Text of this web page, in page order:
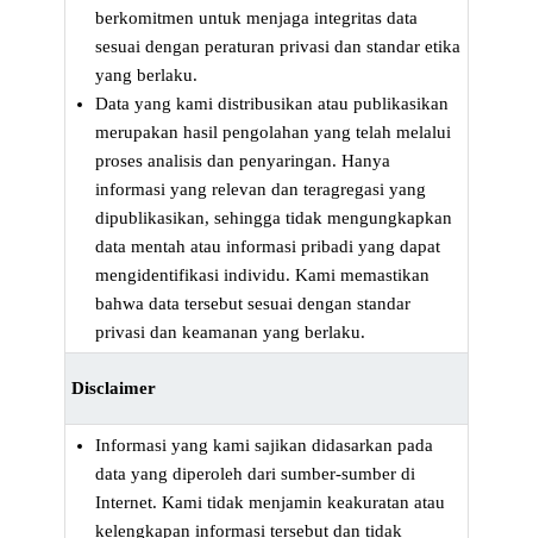
berkomitmen untuk menjaga integritas data
sesuai dengan peraturan privasi dan standar etika
yang berlaku.
Data yang kami distribusikan atau publikasikan
merupakan hasil pengolahan yang telah melalui
proses analisis dan penyaringan. Hanya
informasi yang relevan dan teragregasi yang
dipublikasikan, sehingga tidak mengungkapkan
data mentah atau informasi pribadi yang dapat
mengidentifikasi individu. Kami memastikan
bahwa data tersebut sesuai dengan standar
privasi dan keamanan yang berlaku.
Disclaimer
Informasi yang kami sajikan didasarkan pada
data yang diperoleh dari sumber-sumber di
Internet. Kami tidak menjamin keakuratan atau
kelengkapan informasi tersebut dan tidak